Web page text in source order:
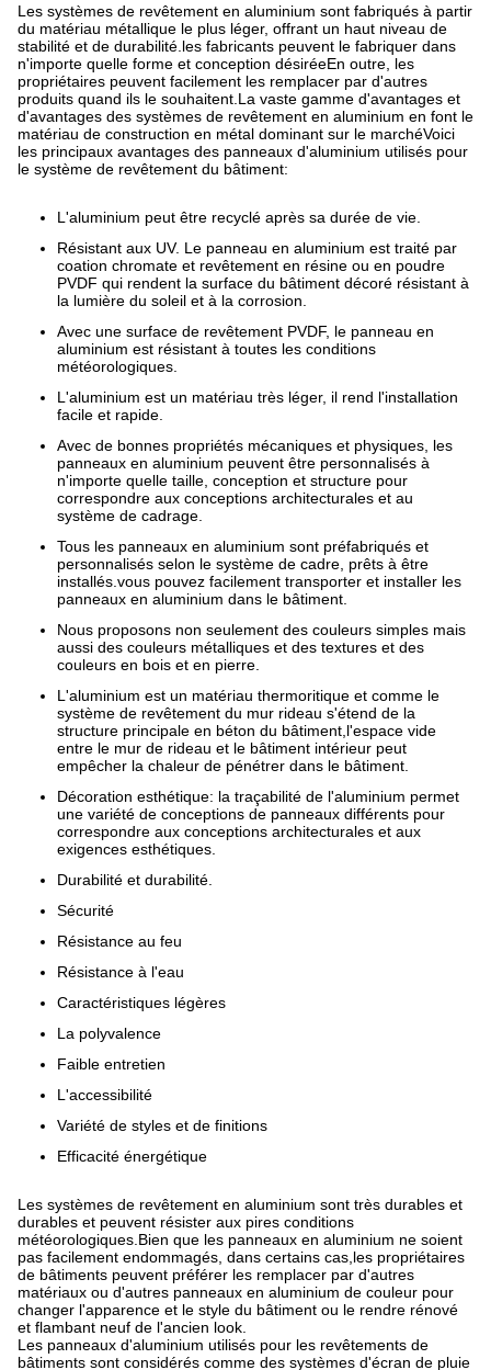
Les systèmes de revêtement en aluminium sont fabriqués à partir
du matériau métallique le plus léger, offrant un haut niveau de
stabilité et de durabilité.les fabricants peuvent le fabriquer dans
n'importe quelle forme et conception désiréeEn outre, les
propriétaires peuvent facilement les remplacer par d'autres
produits quand ils le souhaitent.La vaste gamme d'avantages et
d'avantages des systèmes de revêtement en aluminium en font le
matériau de construction en métal dominant sur le marchéVoici
les principaux avantages des panneaux d'aluminium utilisés pour
le système de revêtement du bâtiment:
L'aluminium peut être recyclé après sa durée de vie.
Résistant aux UV. Le panneau en aluminium est traité par
coation chromate et revêtement en résine ou en poudre
PVDF qui rendent la surface du bâtiment décoré résistant à
la lumière du soleil et à la corrosion.
Avec une surface de revêtement PVDF, le panneau en
aluminium est résistant à toutes les conditions
météorologiques.
L'aluminium est un matériau très léger, il rend l'installation
facile et rapide.
Avec de bonnes propriétés mécaniques et physiques, les
panneaux en aluminium peuvent être personnalisés à
n'importe quelle taille, conception et structure pour
correspondre aux conceptions architecturales et au
système de cadrage.
Tous les panneaux en aluminium sont préfabriqués et
personnalisés selon le système de cadre, prêts à être
installés.vous pouvez facilement transporter et installer les
panneaux en aluminium dans le bâtiment.
Nous proposons non seulement des couleurs simples mais
aussi des couleurs métalliques et des textures et des
couleurs en bois et en pierre.
L'aluminium est un matériau thermoritique et comme le
système de revêtement du mur rideau s'étend de la
structure principale en béton du bâtiment,l'espace vide
entre le mur de rideau et le bâtiment intérieur peut
empêcher la chaleur de pénétrer dans le bâtiment.
Décoration esthétique: la traçabilité de l'aluminium permet
une variété de conceptions de panneaux différents pour
correspondre aux conceptions architecturales et aux
exigences esthétiques.
Durabilité et durabilité.
Sécurité
Résistance au feu
Résistance à l'eau
Caractéristiques légères
La polyvalence
Faible entretien
L'accessibilité
Variété de styles et de finitions
Efficacité énergétique
Les systèmes de revêtement en aluminium sont très durables et
durables et peuvent résister aux pires conditions
météorologiques.Bien que les panneaux en aluminium ne soient
pas facilement endommagés, dans certains cas,les propriétaires
de bâtiments peuvent préférer les remplacer par d'autres
matériaux ou d'autres panneaux en aluminium de couleur pour
changer l'apparence et le style du bâtiment ou le rendre rénové
et flambant neuf de l'ancien look.
Les panneaux d'aluminium utilisés pour les revêtements de
bâtiments sont considérés comme des systèmes d'écran de pluie